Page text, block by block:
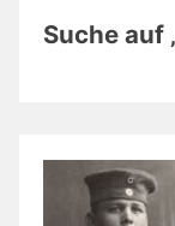
Suche auf